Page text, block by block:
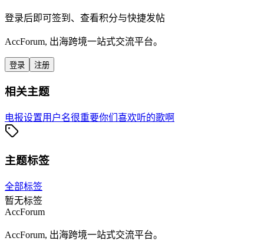
登录后即可签到、查看积分与快捷发帖
AccForum, 出海跨境一站式交流平台。
登录 注册
相关主题
电报设置用户名很重要你们喜欢听的歌啊
主题标签
全部标签
暂无标签
AccForum
AccForum, 出海跨境一站式交流平台。